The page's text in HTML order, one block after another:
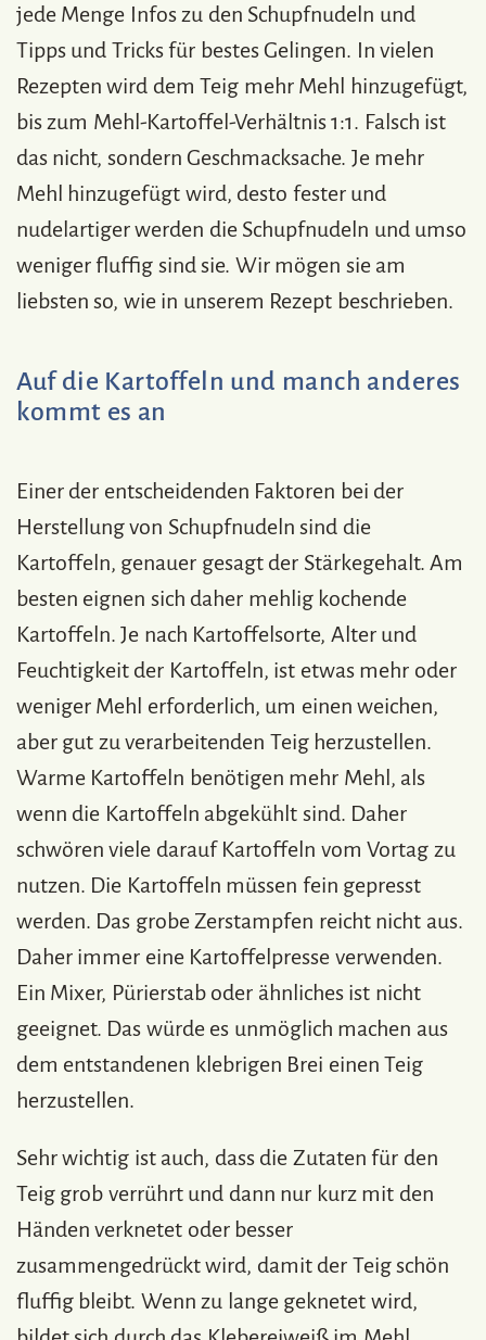
jede Menge Infos zu den Schupfnudeln und
Tipps und Tricks für bestes Gelingen. In vielen
Rezepten wird dem Teig mehr Mehl hinzugefügt,
bis zum Mehl-Kartoffel-Verhältnis 1:1. Falsch ist
das nicht, sondern Geschmacksache. Je mehr
Mehl hinzugefügt wird, desto fester und
nudelartiger werden die Schupfnudeln und umso
weniger fluffig sind sie. Wir mögen sie am
liebsten so, wie in unserem Rezept beschrieben.
Auf die Kartoffeln und manch anderes
kommt es an
Einer der entscheidenden Faktoren bei der
Herstellung von Schupfnudeln sind die
Kartoffeln, genauer gesagt der Stärkegehalt. Am
besten eignen sich daher mehlig kochende
Kartoffeln. Je nach Kartoffelsorte, Alter und
Feuchtigkeit der Kartoffeln, ist etwas mehr oder
weniger Mehl erforderlich, um einen weichen,
aber gut zu verarbeitenden Teig herzustellen.
Warme Kartoffeln benötigen mehr Mehl, als
wenn die Kartoffeln abgekühlt sind. Daher
schwören viele darauf Kartoffeln vom Vortag zu
nutzen. Die Kartoffeln müssen fein gepresst
werden. Das grobe Zerstampfen reicht nicht aus.
Daher immer eine Kartoffelpresse verwenden.
Ein Mixer, Pürierstab oder ähnliches ist nicht
geeignet. Das würde es unmöglich machen aus
dem entstandenen klebrigen Brei einen Teig
herzustellen.
Sehr wichtig ist auch, dass die Zutaten für den
Teig grob verrührt und dann nur kurz mit den
Händen verknetet oder besser
zusammengedrückt wird, damit der Teig schön
fluffig bleibt. Wenn zu lange geknetet wird,